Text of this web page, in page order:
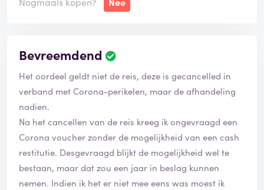
Bevreemdend
Het oordeel geldt niet de reis, deze is gecancelled in
verband met Corona-perikelen, maar de afhandeling
nadien.
Na het cancellen van de reis kreeg ik ongevraagd een
Corona voucher zonder de mogelijkheid van een cash
restitutie. Desgevraagd blijkt de mogelijkheid wel te
bestaan, maar dat zou een jaar in beslag kunnen
nemen. Indien ik het er niet mee eens was moest ik